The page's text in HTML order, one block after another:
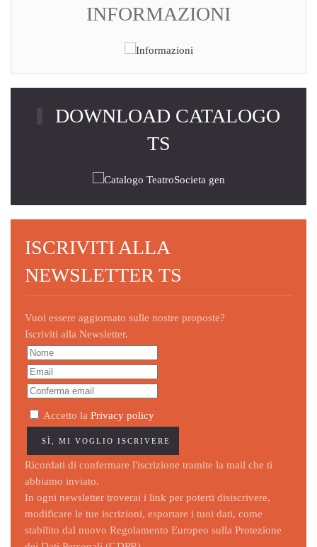
INFORMAZIONI
DOWNLOAD CATALOGO
TS
ISCRIVITI ALLA
NEWSLETTER TS
Vuoi essere aggiornato sulle nostre proposte?
Iscriviti alla Newsletter.
Accetto la Privacy policy
Ricordati di confermare l'iscrizione tramite la mail che ti
abbiamo inviato.
In ogni newsletter troverai i link per poterti disiscrivere,
modificare le tue iscrizioni, esportare i tuoi dati, come
stabilito dal nuovo Regolamento Europeo sulla Protezione